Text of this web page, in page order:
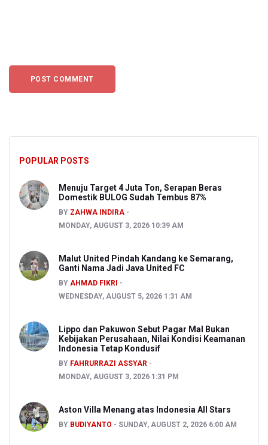
POPULAR POSTS
Menuju Target 4 Juta Ton, Serapan Beras
Domestik BULOG Sudah Tembus 87%
BY ZAHWA INDIRA
MONDAY, AUGUST 3, 2026 10:39 AM
Malut United Pindah Kandang ke Semarang,
Ganti Nama Jadi Java United FC
BY AHMAD FIKRI
WEDNESDAY, AUGUST 5, 2026 1:31 AM
Lippo dan Pakuwon Sebut Pagar Mal Bukan
Kebijakan Perusahaan, Nilai Kondisi Keamanan
Indonesia Tetap Kondusif
BY FAHRURRAZI ASSYAR
MONDAY, AUGUST 3, 2026 1:31 PM
Aston Villa Menang atas Indonesia All Stars
BY BUDIYANTO SUNDAY, AUGUST 2, 2026 6:00 AM